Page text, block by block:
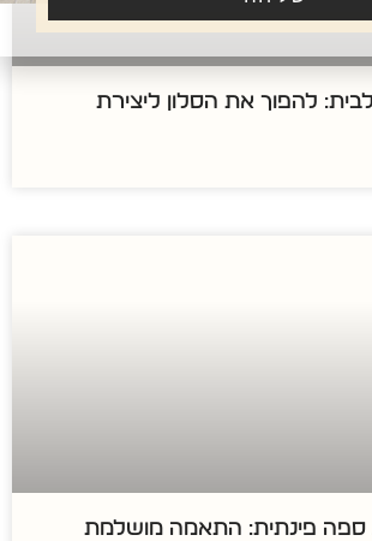
להפוך את הסלון ליצירת
ספה פינתית: התאמה מושלמת